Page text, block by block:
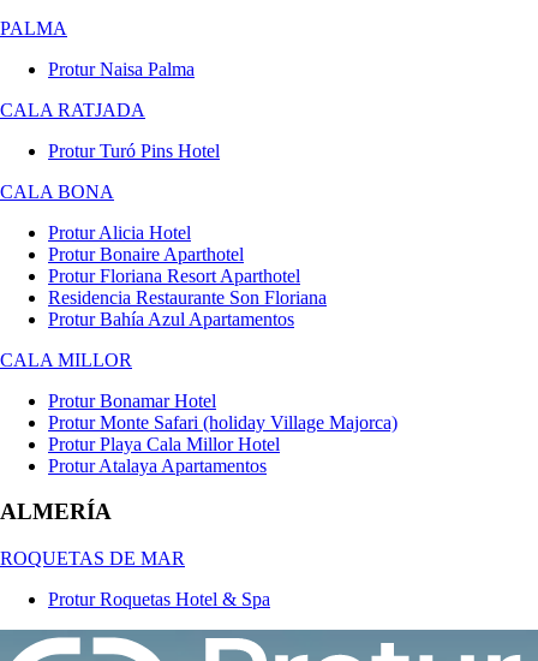
PALMA
Protur Naisa Palma
CALA RATJADA
Protur Turó Pins Hotel
CALA BONA
Protur Alicia Hotel
Protur Bonaire Aparthotel
Protur Floriana Resort Aparthotel
Residencia Restaurante Son Floriana
Protur Bahía Azul Apartamentos
CALA MILLOR
Protur Bonamar Hotel
Protur Monte Safari (holiday Village Majorca)
Protur Playa Cala Millor Hotel
Protur Atalaya Apartamentos
ALMERÍA
ROQUETAS DE MAR
Protur Roquetas Hotel & Spa